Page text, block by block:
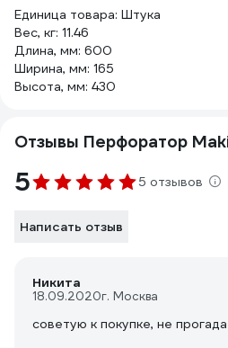
Единица товара: Штука
Вес, кг: 11.46
Длина, мм: 600
Ширина, мм: 165
Высота, мм: 430
Отзывы Перфоратор
5 5 отзывов
Написать отзыв
Никита
18.09.2020г. Москва
советую к покупке, не